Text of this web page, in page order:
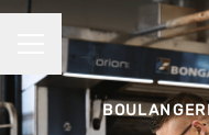
MENU CARRIÈRE